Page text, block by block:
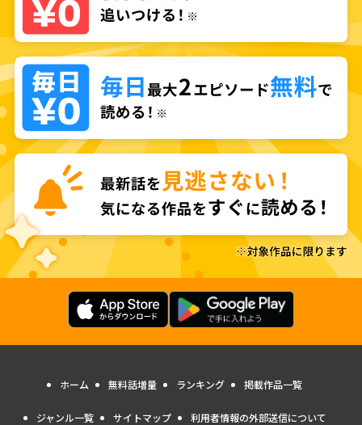
ホーム 無料話増量 ランキング 掲載作品一覧
ジャンル一覧 サイトマップ 利用者情報の外部送信について